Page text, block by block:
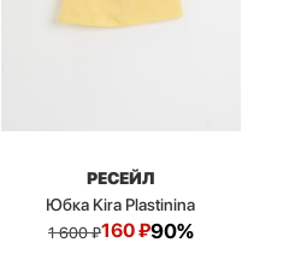
РЕСЕЙЛ
Юбка Kira Plastinina
1 600₽160₽90%